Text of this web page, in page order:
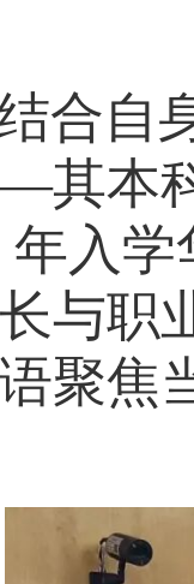
合自
本科
年入
与职
聚焦